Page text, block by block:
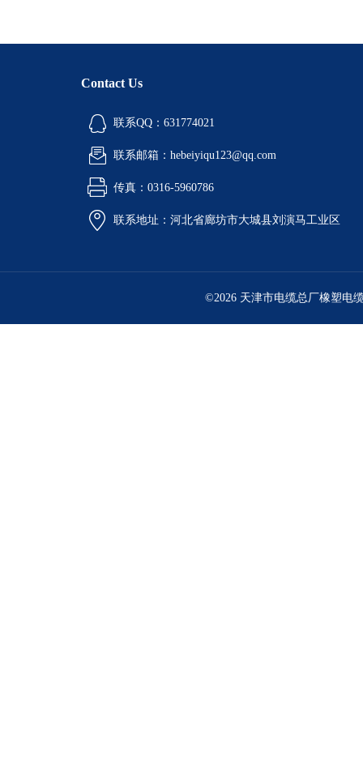
Contact Us
联系QQ：631774021
联系邮箱：hebeiyiqu123@qq.com
传真：0316-5960786
联系地址：河北省廊坊市大城县刘演马工业区
©2026 天津市电缆总厂橡塑电